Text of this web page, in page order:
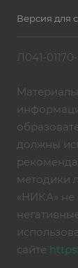
Версия для
Л041-
должны
методики
«НИКА» не
сайте